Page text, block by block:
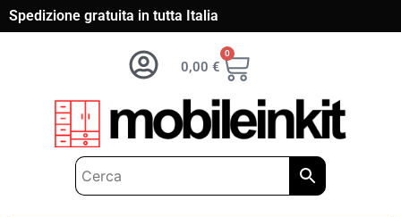
Spedizione gratuita in tutta Italia
0,00 €
0